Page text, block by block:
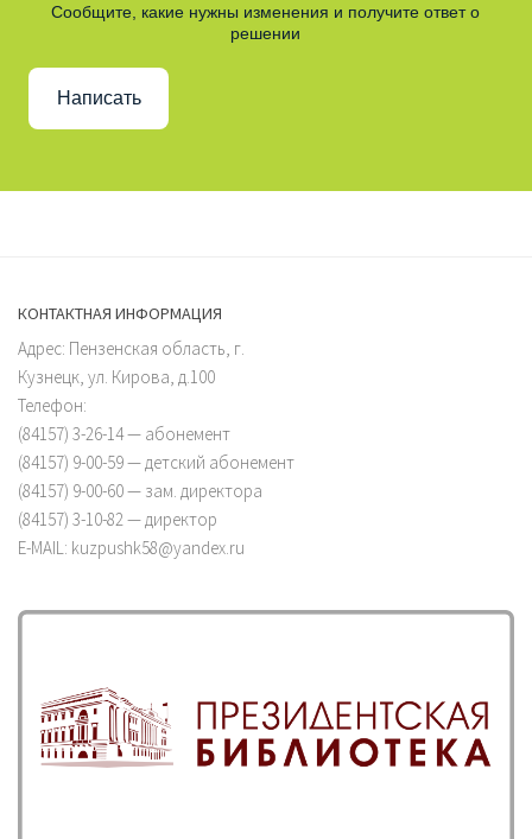
Сообщите, какие нужны изменения и получите ответ о
решении
Написать
КОНТАКТНАЯ ИНФОРМАЦИЯ
Адрес: Пензенская область, г.
Кузнецк, ул. Кирова, д.100
Телефон:
(84157) 3-26-14 — абонемент
(84157) 9-00-59 — детский абонемент
(84157) 9-00-60 — зам. директора
(84157) 3-10-82 — директор
E-MAIL: kuzpushk58@yandex.ru